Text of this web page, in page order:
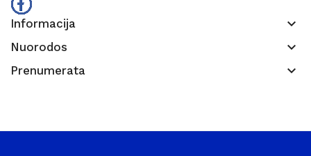
Informacija keyboard_arrow_down
Nuorodos keyboard_arrow_down
Prenumerata keyboard_arrow_down